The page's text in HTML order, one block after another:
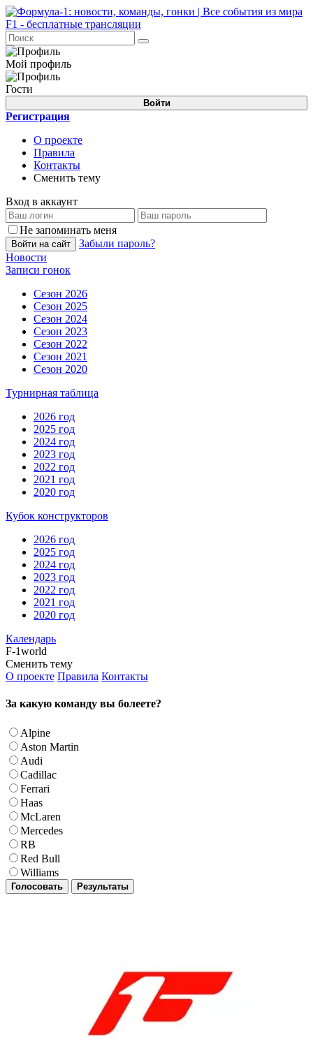
Мой профиль
Гости
Войти
Регистрация
О проекте
Правила
Контакты
Сменить тему
Вход в аккаунт
Не запоминать меня
Войти на сайт
Забыли пароль?
Новости
Записи гонок
Сезон 2026
Сезон 2025
Сезон 2024
Сезон 2023
Сезон 2022
Сезон 2021
Сезон 2020
Турнирная таблица
2026 год
2025 год
2024 год
2023 год
2022 год
2021 год
2020 год
Кубок конструкторов
2026 год
2025 год
2024 год
2023 год
2022 год
2021 год
2020 год
Календарь
F-1world
Сменить тему
О проекте Правила Контакты
За какую команду вы болеете?
Alpine
Aston Martin
Audi
Cadillac
Ferrari
Haas
McLaren
Mercedes
RB
Red Bull
Williams
Голосовать Результаты